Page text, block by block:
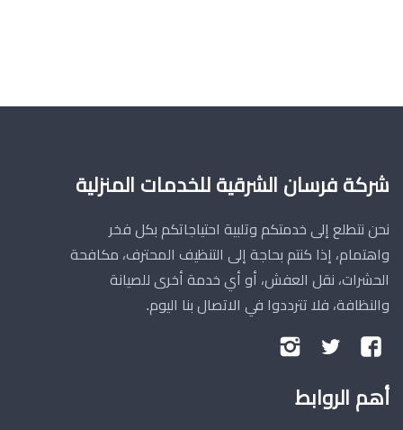
شركة فرسان الشرقية للخدمات المنزلية
نحن نتطلع إلى خدمتكم وتلبية احتياجاتكم بكل فخر
واهتمام، إذا كنتم بحاجة إلى التنظيف المحترف، مكافحة
الحشرات، نقل العفش، أو أي خدمة أخرى للصيانة
والنظافة، فلا تترددوا في الاتصال بنا اليوم.
تابعنا
فيسبوك
تابعنا
تويتر
أهم الروابط